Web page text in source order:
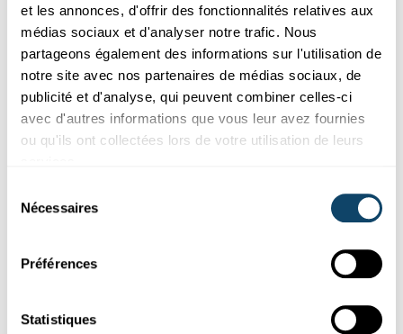
et les annonces, d'offrir des fonctionnalités relatives aux
médias sociaux et d'analyser notre trafic. Nous
partageons également des informations sur l'utilisation de
notre site avec nos partenaires de médias sociaux, de
publicité et d'analyse, qui peuvent combiner celles-ci
avec d'autres informations que vous leur avez fournies
ou qu'ils ont collectées lors de votre utilisation de leurs
Nécessaires
Préférences
Statistiques
CHANGER MES PRÉFÉRENCES
chaîne Youtube
la recherche au Luxembourg